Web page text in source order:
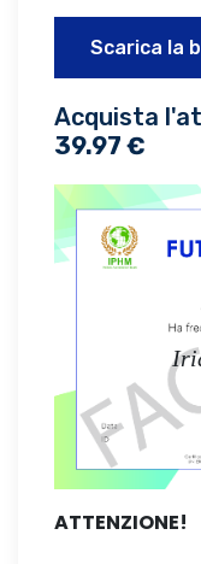
Scarica la
Acquista
39.97 €
ATTENZIONE!